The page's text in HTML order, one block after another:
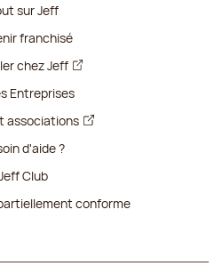
sur Jeff
franchisé
chez Jeff
Entreprises
associations
d'aide ?
Club
conforme